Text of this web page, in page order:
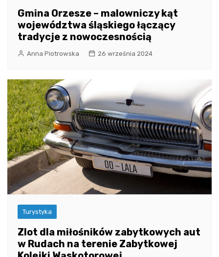
Gmina Orzesze – malowniczy kąt
województwa śląskiego łączący
tradycje z nowoczesnością
Anna Piotrowska 26 września 2024
Turystyka
Zlot dla miłośników zabytkowych aut
w Rudach na terenie Zabytkowej